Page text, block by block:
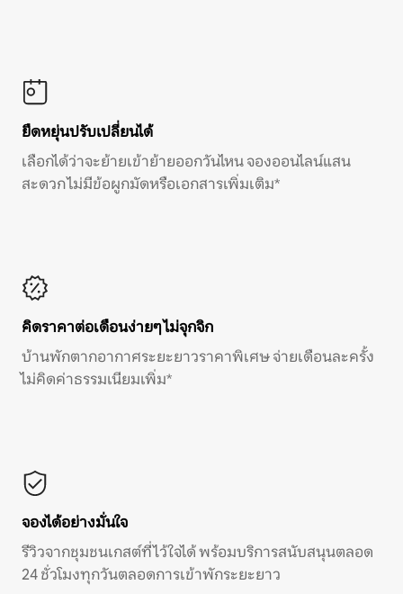
ยืดหยุ่นปรับเปลี่ยนได้
เลือกได้ว่าจะย้ายเข้าย้ายออกวันไหน จองออนไลน์แสน
สะดวก ไม่มีข้อผูกมัดหรือเอกสารเพิ่มเติม*
คิดราคาต่อเดือนง่ายๆ ไม่จุกจิก
บ้านพักตากอากาศระยะยาวราคาพิเศษ จ่ายเดือนละครั้ง
ไม่คิดค่าธรรมเนียมเพิ่ม*
จองได้อย่างมั่นใจ
รีวิวจากชุมชนเกสต์ที่ไว้ใจได้ พร้อมบริการสนับสนุนตลอด
24 ชั่วโมงทุกวันตลอดการเข้าพักระยะยาว